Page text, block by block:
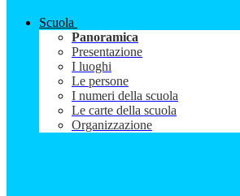
Scuola
Panoramica
Presentazione
I luoghi
Le persone
I numeri della scuola
Le carte della scuola
Organizzazione